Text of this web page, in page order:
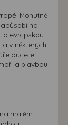
Mohutné
na
evropskou
a v některých
budete
a plavbou
malém